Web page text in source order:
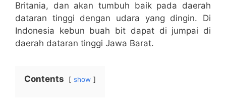
Britania, dan akan tumbuh baik pada daerah
dataran tinggi dengan udara yang dingin. Di
Indonesia kebun buah bit dapat di jumpai di
daerah dataran tinggi Jawa Barat.
Contents show